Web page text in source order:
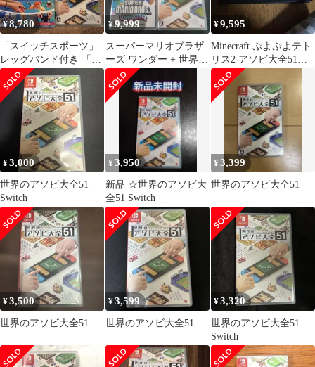
¥8,780
「スイッチスポーツ」
レッグバンド付き 「世
界のアソビ大全51」
¥9,999
スーパーマリオブラザ
ーズ ワンダー + 世界の
アソビ大全51
¥9,595
Minecraft ぷよぷよテト
リス2 アソビ大全51新
品未開封シュリンクつ
き
¥3,000
世界のアソビ大全51
Switch
¥3,950
新品 ☆世界のアソビ大
全51 Switch
¥3,399
世界のアソビ大全51
¥3,500
世界のアソビ大全51
¥3,599
世界のアソビ大全51
¥3,320
世界のアソビ大全51
Switch